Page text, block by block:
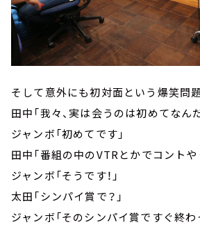
そして意外にも初対面という爆笑問
田中「我々、実は会うのは初めてなん
ジャンボ「初めてです」
田中「番組の中のVTRとかでコントや
ジャンボ「そうです！」
太田「シンパイ賞で？」
ジャンボ「そのシンパイ賞ですぐ終